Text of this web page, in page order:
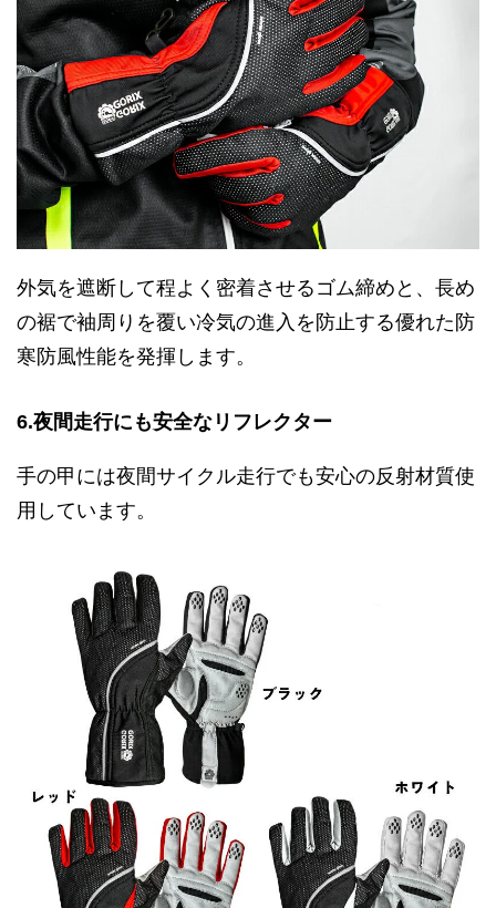
外気を遮断して程よく密着させるゴム締めと、長め
の裾で袖周りを覆い冷気の進入を防止する優れた防
寒防風性能を発揮します。
6.夜間走行にも安全なリフレクター
手の甲には夜間サイクル走行でも安心の反射材質使
用しています。